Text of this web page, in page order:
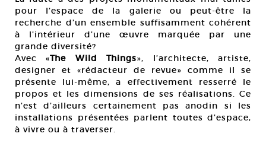
pour l’espace de la galerie ou peut-être la
recherche d’un ensemble suffisamment cohérent
à l’intérieur d’une œuvre marquée par une
grande diversité?
Avec «The Wild Things», l’architecte, artiste,
designer et «rédacteur de revue» comme il se
présente lui-même, a effectivement resserré le
propos et les dimensions de ses réalisations. Ce
n’est d’ailleurs certainement pas anodin si les
installations présentées parlent toutes d’espace,
à vivre ou à traverser.